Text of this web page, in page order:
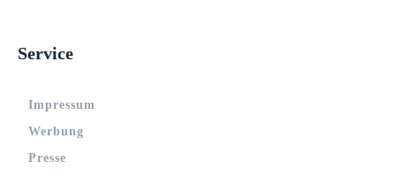
Service
Impressum
Werbung
Presse